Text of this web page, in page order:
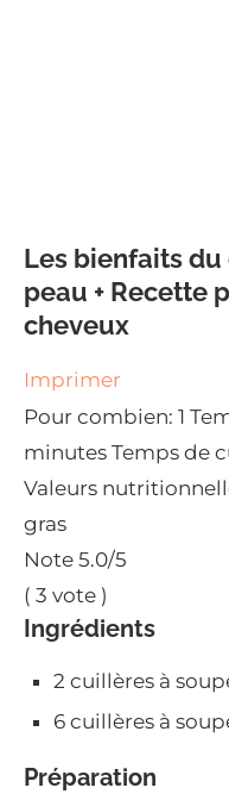
Les bienfaits
peau + Recette
cheveux
Imprimer
Pour combien: 1
minutes Temps de
Valeurs
gras
Note 5.0/5
( 3 vote )
Ingrédients
2 cuillères à
6 cuillères à
Préparation